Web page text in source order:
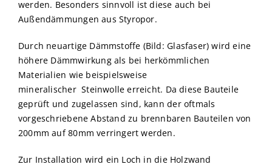
werden. Besonders sinnvoll ist diese auch bei
Außendämmungen aus Styropor.
Durch neuartige Dämmstoffe (Bild: Glasfaser) wird eine
höhere Dämmwirkung als bei herkömmlichen
Materialien wie beispielsweise
mineralischer Steinwolle erreicht. Da diese Bauteile
geprüft und zugelassen sind, kann der oftmals
vorgeschriebene Abstand zu brennbaren Bauteilen von
200mm auf 80mm verringert werden.
Zur Installation wird ein Loch in die Holzwand